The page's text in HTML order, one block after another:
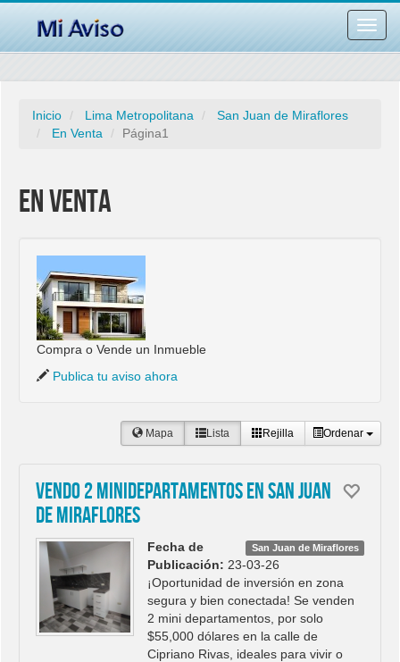
barra
Inicio Lima Metropolitana
San Juan de Miraflores
En Venta
Página1
En Venta
Compra o Vende un Inmueble
Publica tu aviso ahora
Mapa Lista Rejilla Ordenar
VENDO 2 MINIDEPARTAMENTOS EN SAN JUAN
DE MIRAFLORES
San Juan de Miraflores
Fecha de
Publicación: 23-03-26
¡Oportunidad de inversión en zona
segura y bien conectada! Se venden
2 mini departamentos, por solo
$55,000 dólares en la calle de
Cipriano Rivas, ideales para vivir o